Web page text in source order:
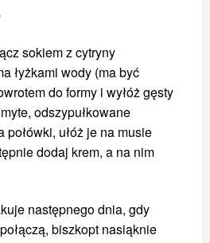
sokiem z cytryny
łyżkami wody (ma być
do formy i wyłóż gęsty
odszypułkowane
ułóż je na musie
dodaj krem, a na nim
następnego dnia, gdy
biszkopt nasiąknie